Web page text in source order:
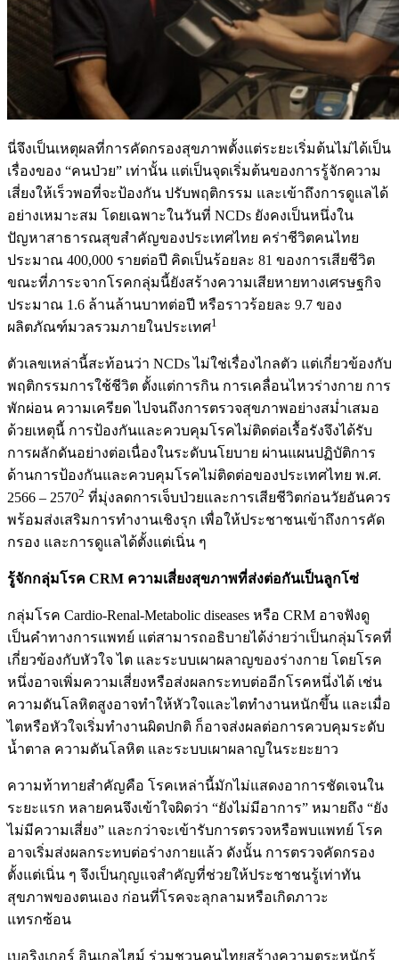
นี่จึงเป็นเหตุผลที่การคัดกรองสุขภาพตั้งแต่ระยะเริ่มต้นไม่ได้เป็น
เรื่องของ “คนป่วย” เท่านั้น แต่เป็นจุดเริ่มต้นของการรู้จักความ
เสี่ยงให้เร็วพอที่จะป้องกัน ปรับพฤติกรรม และเข้าถึงการดูแลได้
อย่างเหมาะสม โดยเฉพาะในวันที่ NCDs ยังคงเป็นหนึ่งใน
ปัญหาสาธารณสุขสำคัญของประเทศไทย คร่าชีวิตคนไทย
ประมาณ 400,000 รายต่อปี คิดเป็นร้อยละ 81 ของการเสียชีวิต
ขณะที่ภาระจากโรคกลุ่มนี้ยังสร้างความเสียหายทางเศรษฐกิจ
ประมาณ 1.6 ล้านล้านบาทต่อปี หรือราวร้อยละ 9.7 ของ
ผลิตภัณฑ์มวลรวมภายในประเทศ1
ตัวเลขเหล่านี้สะท้อนว่า NCDs ไม่ใช่เรื่องไกลตัว แต่เกี่ยวข้องกับ
พฤติกรรมการใช้ชีวิต ตั้งแต่การกิน การเคลื่อนไหวร่างกาย การ
พักผ่อน ความเครียด ไปจนถึงการตรวจสุขภาพอย่างสม่ำเสมอ
ด้วยเหตุนี้ การป้องกันและควบคุมโรคไม่ติดต่อเรื้อรังจึงได้รับ
การผลักดันอย่างต่อเนื่องในระดับนโยบาย ผ่านแผนปฏิบัติการ
ด้านการป้องกันและควบคุมโรคไม่ติดต่อของประเทศไทย พ.ศ.
2566 – 25702 ที่มุ่งลดการเจ็บป่วยและการเสียชีวิตก่อนวัยอันควร
พร้อมส่งเสริมการทำงานเชิงรุก เพื่อให้ประชาชนเข้าถึงการคัด
กรอง และการดูแลได้ตั้งแต่เนิ่น ๆ
รู้จักกลุ่มโรค CRM ความเสี่ยงสุขภาพที่ส่งต่อกันเป็นลูกโซ่
กลุ่มโรค Cardio-Renal-Metabolic diseases หรือ CRM อาจฟังดู
เป็นคำทางการแพทย์ แต่สามารถอธิบายได้ง่ายว่าเป็นกลุ่มโรคที่
เกี่ยวข้องกับหัวใจ ไต และระบบเผาผลาญของร่างกาย โดยโรค
หนึ่งอาจเพิ่มความเสี่ยงหรือส่งผลกระทบต่ออีกโรคหนึ่งได้ เช่น
ความดันโลหิตสูงอาจทำให้หัวใจและไตทำงานหนักขึ้น และเมื่อ
ไตหรือหัวใจเริ่มทำงานผิดปกติ ก็อาจส่งผลต่อการควบคุมระดับ
น้ำตาล ความดันโลหิต และระบบเผาผลาญในระยะยาว
ความท้าทายสำคัญคือ โรคเหล่านี้มักไม่แสดงอาการชัดเจนใน
ระยะแรก หลายคนจึงเข้าใจผิดว่า “ยังไม่มีอาการ” หมายถึง “ยัง
ไม่มีความเสี่ยง” และกว่าจะเข้ารับการตรวจหรือพบแพทย์ โรค
อาจเริ่มส่งผลกระทบต่อร่างกายแล้ว ดังนั้น การตรวจคัดกรอง
ตั้งแต่เนิ่น ๆ จึงเป็นกุญแจสำคัญที่ช่วยให้ประชาชนรู้เท่าทัน
สุขภาพของตนเอง ก่อนที่โรคจะลุกลามหรือเกิดภาวะ
แทรกซ้อน
เบอริงเกอร์ อินเกลไฮม์ ร่วมชวนคนไทยสร้างความตระหนักรู้